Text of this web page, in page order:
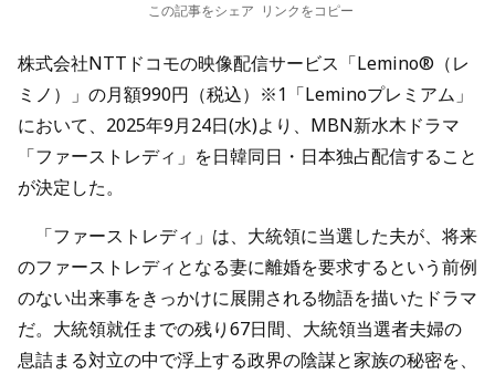
この記事をシェア リンクをコピー
株式会社NTTドコモの映像配信サービス「Lemino®（レ
ミノ）」の月額990円（税込）※1「Leminoプレミアム」
において、2025年9月24日(水)より、MBN新水木ドラマ
「ファーストレディ」を日韓同日・日本独占配信すること
が決定した。
「ファーストレディ」は、大統領に当選した夫が、将来
のファーストレディとなる妻に離婚を要求するという前例
のない出来事をきっかけに展開される物語を描いたドラマ
だ。大統領就任までの残り67日間、大統領当選者夫婦の
息詰まる対立の中で浮上する政界の陰謀と家族の秘密を、